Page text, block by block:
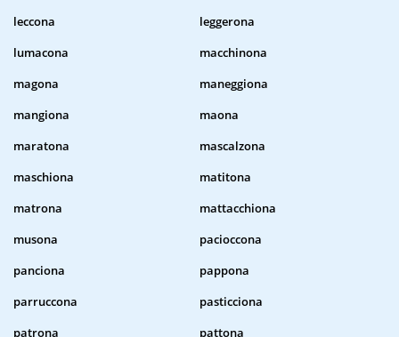
leccona
leggerona
lumacona
macchinona
magona
maneggiona
mangiona
maona
maratona
mascalzona
maschiona
matitona
matrona
mattacchiona
musona
pacioccona
panciona
pappona
parruccona
pasticciona
patrona
pattona